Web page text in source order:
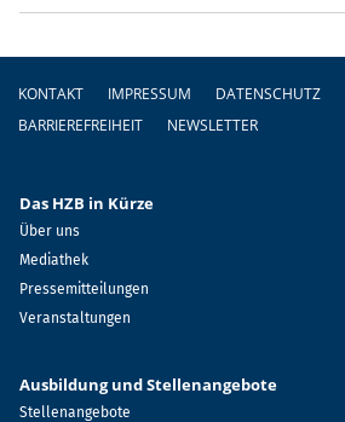
Fußzeile
KONTAKT IMPRESSUM DATENSCHUTZ
BARRIEREFREIHEIT
NEWSLETTER
Das HZB in Kürze
Über uns
Mediathek
Pressemitteilungen
Veranstaltungen
Ausbildung und Stellenangebote
Stellenangebote